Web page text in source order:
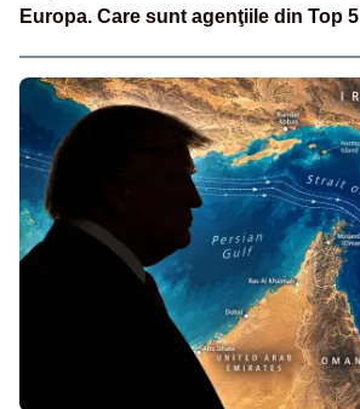
Europa. Care sunt agenţiile din Top 5